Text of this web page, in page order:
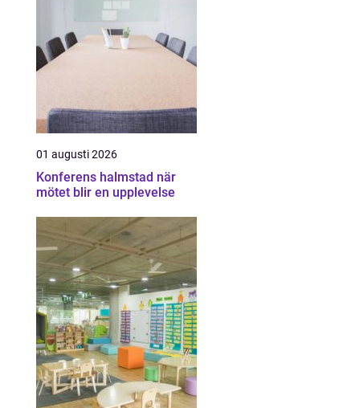
01 augusti 2026
Konferens halmstad när
mötet blir en upplevelse